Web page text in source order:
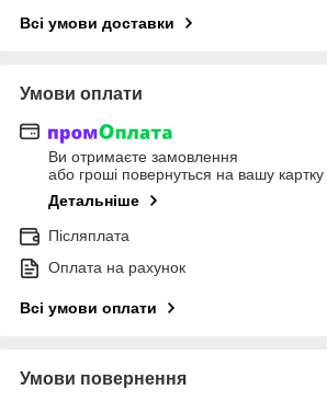
Всі умови доставки
Умови оплати
Ви отримаєте замовлення
або гроші повернуться на вашу картку
Детальніше
Післяплата
Оплата на рахунок
Всі умови оплати
Умови повернення